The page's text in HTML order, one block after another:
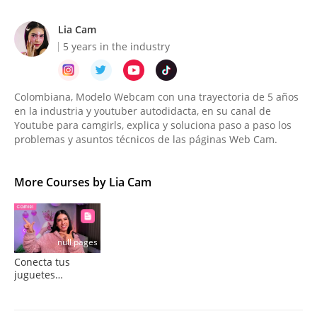
Lia Cam
5 years in the industry
Colombiana, Modelo Webcam con una trayectoria de 5 años
en la industria y youtuber autodidacta, en su canal de
Youtube para camgirls, explica y soluciona paso a paso los
problemas y asuntos técnicos de las páginas Web Cam.
More Courses by Lia Cam
null pages
Conecta tus
juguetes